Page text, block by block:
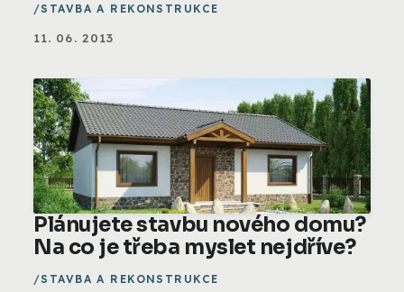
STAVBA A REKONSTRUKCE
11. 06. 2013
Plánujete stavbu nového domu?
Na co je třeba myslet nejdříve?
STAVBA A REKONSTRUKCE